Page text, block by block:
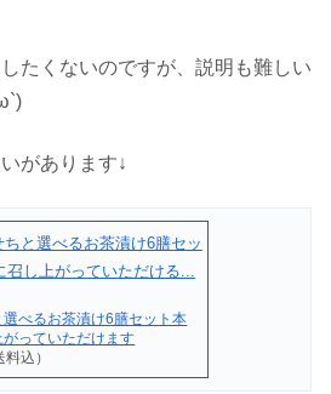
たくないのですが、説明も難しい
があります↓
選べるお茶漬け6膳セット本
っていただけます
込）